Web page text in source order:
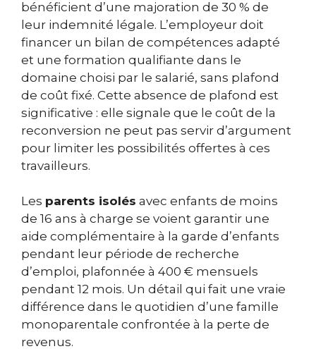
bénéficient d’une majoration de 30 % de
leur indemnité légale. L’employeur doit
financer un bilan de compétences adapté
et une formation qualifiante dans le
domaine choisi par le salarié, sans plafond
de coût fixé. Cette absence de plafond est
significative : elle signale que le coût de la
reconversion ne peut pas servir d’argument
pour limiter les possibilités offertes à ces
travailleurs.
Les parents isolés avec enfants de moins
de 16 ans à charge se voient garantir une
aide complémentaire à la garde d’enfants
pendant leur période de recherche
d’emploi, plafonnée à 400 € mensuels
pendant 12 mois. Un détail qui fait une vraie
différence dans le quotidien d’une famille
monoparentale confrontée à la perte de
revenus.